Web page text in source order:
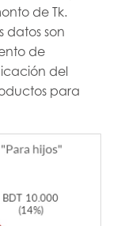
de Tk.
datos son
de
del
para